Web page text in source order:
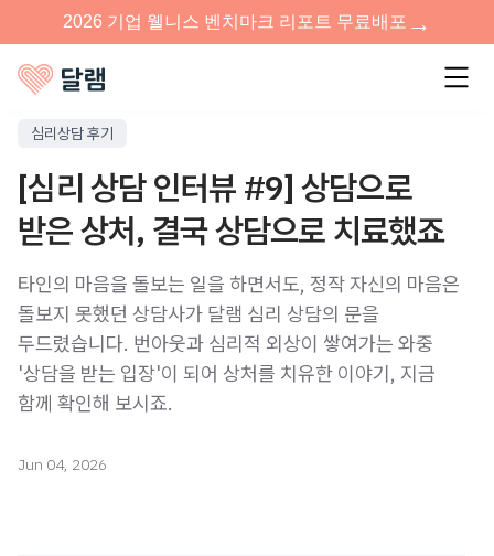
심리상담 후기
[심리 상담 인터뷰 #9] 상담으로
받은 상처, 결국 상담으로 치료했죠
타인의 마음을 돌보는 일을 하면서도, 정작 자신의 마음은
돌보지 못했던 상담사가 달램 심리 상담의 문을
두드렸습니다. 번아웃과 심리적 외상이 쌓여가는 와중
'상담을 받는 입장'이 되어 상처를 치유한 이야기, 지금
함께 확인해 보시죠.
Jun 04, 2026